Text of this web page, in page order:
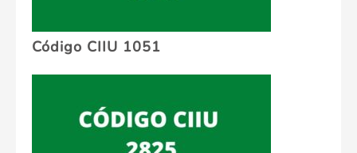
Código CIIU 1051